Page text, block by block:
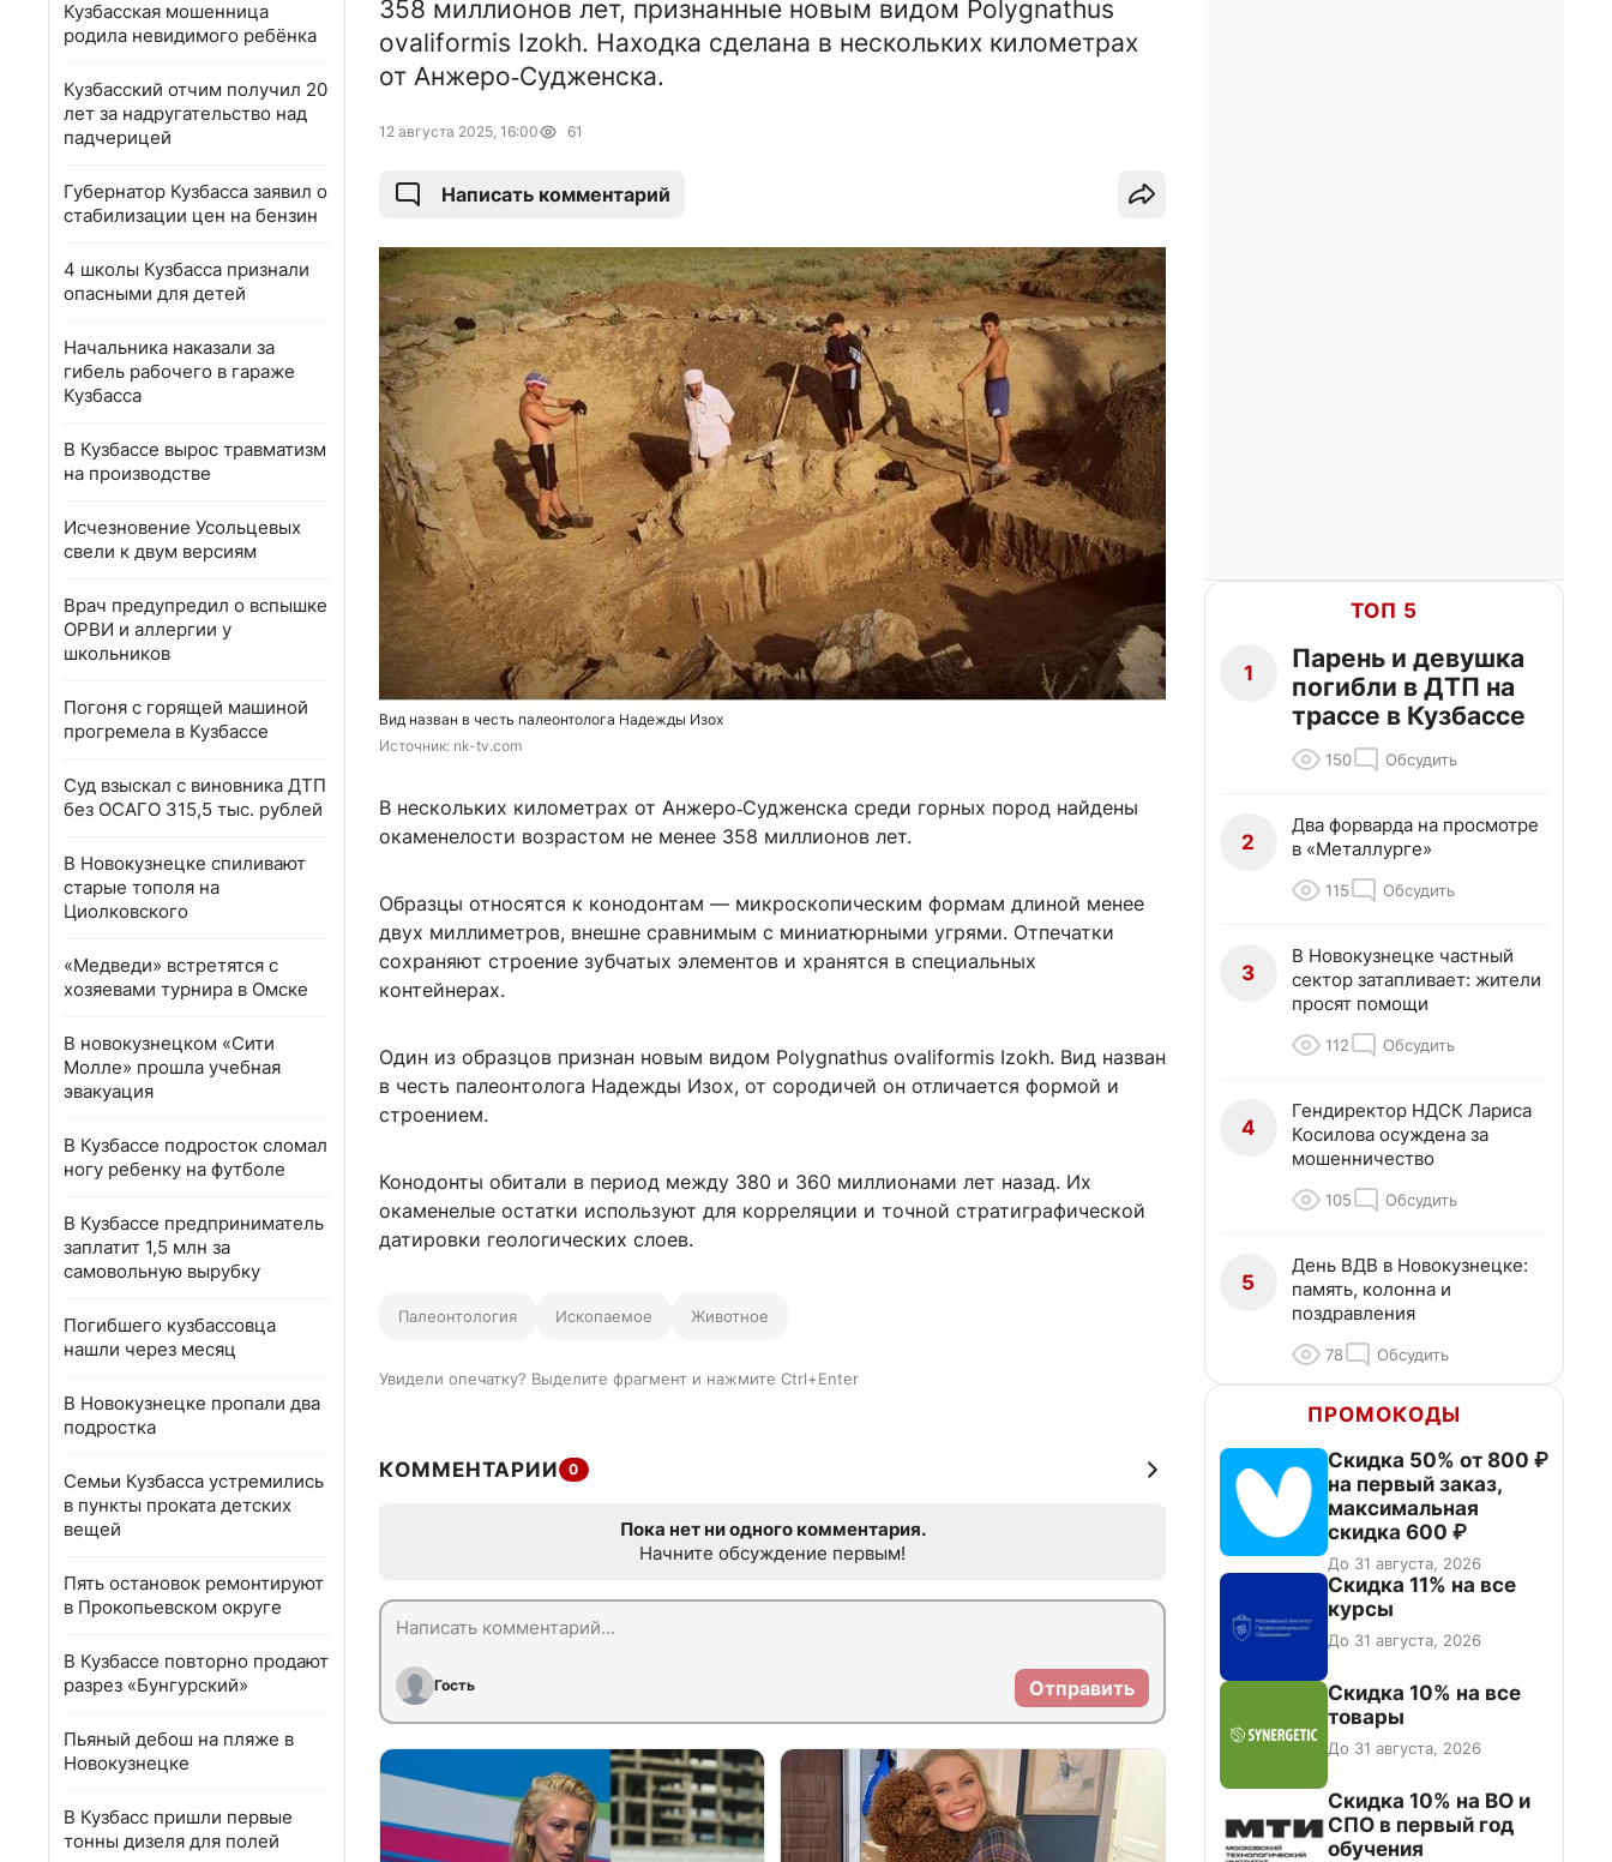
Кузбасская мошенница
родила невидимого ребёнка
Кузбасский отчим получил 20
лет за надругательство над
падчерицей
Губернатор Кузбасса заявил о
стабилизации цен на бензин
4 школы Кузбасса признали
опасными для детей
Начальника наказали за
гибель рабочего в гараже
Кузбасса
В Кузбассе вырос травматизм
на производстве
Исчезновение Усольцевых
свели к двум версиям
Врач предупредил о вспышке
ОРВИ и аллергии у
школьников
Погоня с горящей машиной
прогремела в Кузбассе
Суд взыскал с виновника ДТП
без ОСАГО 315,5 тыс. рублей
В Новокузнецке спиливают
старые тополя на
Циолковского
«Медведи» встретятся с
хозяевами турнира в Омске
В новокузнецком «Сити
Молле» прошла учебная
эвакуация
В Кузбассе подросток сломал
ногу ребенку на футболе
В Кузбассе предприниматель
заплатит 1,5 млн за
самовольную вырубку
Погибшего кузбассовца
нашли через месяц
В Новокузнецке пропали два
подростка
Семьи Кузбасса устремились
в пункты проката детских
вещей
Пять остановок ремонтируют
в Прокопьевском округе
В Кузбассе повторно продают
разрез «Бунгурский»
Пьяный дебош на пляже в
Новокузнецке
В Кузбасс пришли первые
тонны дизеля для полей
358 миллионов лет, признанные новым видом Polygnathus
ovaliformis Izokh. Находка сделана в нескольких километрах
от Анжеро‑Судженска.
12 августа 2025, 16:00 61
Написать комментарий
Вид назван в честь палеонтолога Надежды Изох
Источник: nk-tv.com
В нескольких километрах от Анжеро‑Судженска среди горных пород найдены
окаменелости возрастом не менее 358 миллионов лет.
Образцы относятся к конодонтам — микроскопическим формам длиной менее
двух миллиметров, внешне сравнимым с миниатюрными угрями. Отпечатки
сохраняют строение зубчатых элементов и хранятся в специальных
контейнерах.
Один из образцов признан новым видом Polygnathus ovaliformis Izokh. Вид назван
в честь палеонтолога Надежды Изох, от сородичей он отличается формой и
строением.
Конодонты обитали в период между 380 и 360 миллионами лет назад. Их
окаменелые остатки используют для корреляции и точной стратиграфической
датировки геологических слоев.
Палеонтология Ископаемое Животное
Увидели опечатку? Выделите фрагмент и нажмите Ctrl+Enter
КОММЕНТАРИИ 0
Пока нет ни одного комментария.
Начните обсуждение первым!
Гость Отправить
ТОП 5
1
Парень и девушка
погибли в ДТП на
трассе в Кузбассе
150 Обсудить
2
Два форварда на просмотре
в «Металлурге»
115 Обсудить
3
В Новокузнецке частный
сектор затапливает: жители
просят помощи
112 Обсудить
4
Гендиректор НДСК Лариса
Косилова осуждена за
мошенничество
105 Обсудить
5
День ВДВ в Новокузнецке:
память, колонна и
поздравления
78 Обсудить
ПРОМОКОДЫ
Скидка 50% от 800 ₽
на первый заказ,
максимальная
скидка 600 ₽
До 31 августа, 2026
Скидка 11% на все
курсы
До 31 августа, 2026
Скидка 10% на все
товары
До 31 августа, 2026
Скидка 10% на ВО и
СПО в первый год
обучения